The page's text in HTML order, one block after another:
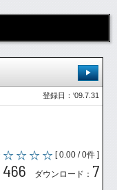
登録日：'09.7.31
[ 0.00 / 0件 ]
466 ダウンロード： 7